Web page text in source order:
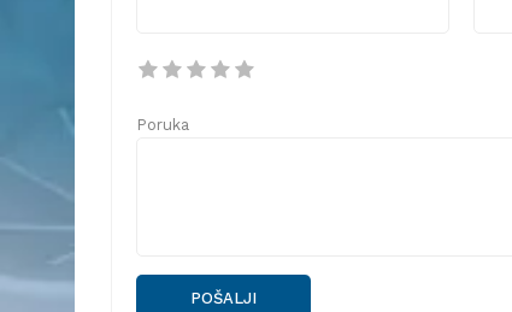
Poruka
POŠALJI